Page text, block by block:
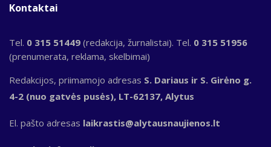
Kontaktai
Tel. 0 315 51449 (redakcija, žurnalistai). Tel. 0 315 51956
(prenumerata, reklama, skelbimai)
Redakcijos, priimamojo adresas S. Dariaus ir S. Girėno g.
4-2 (nuo gatvės pusės), LT-62137, Alytus
El. pašto adresas laikrastis@alytausnaujienos.lt